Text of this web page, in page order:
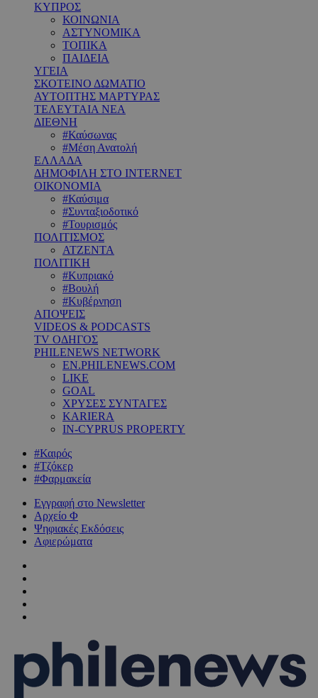
ΚΥΠΡΟΣ
ΚΟΙΝΩΝΙΑ
ΑΣΤΥΝΟΜΙΚΑ
ΤΟΠΙΚΑ
ΠΑΙΔΕΙΑ
ΥΓΕΙΑ
ΣΚΟΤΕΙΝΟ ΔΩΜΑΤΙΟ
ΑΥΤΟΠΤΗΣ ΜΑΡΤΥΡΑΣ
ΤΕΛΕΥΤΑΙΑ ΝΕΑ
ΔΙΕΘΝΗ
#Καύσωνας
#Μέση Ανατολή
ΕΛΛΑΔΑ
ΔΗΜΟΦΙΛΗ ΣΤΟ INTERNET
ΟΙΚΟΝΟΜΙΑ
#Καύσιμα
#Συνταξιοδοτικό
#Τουρισμός
ΠΟΛΙΤΙΣΜΟΣ
ΑΤΖΕΝΤΑ
ΠΟΛΙΤΙΚΗ
#Κυπριακό
#Βουλή
#Κυβέρνηση
ΑΠΟΨΕΙΣ
VIDEOS & PODCASTS
TV ΟΔΗΓΟΣ
PHILENEWS NETWORK
EN.PHILENEWS.COM
LIKE
GOAL
ΧΡΥΣΕΣ ΣΥΝΤΑΓΕΣ
KARIERA
IN-CYPRUS PROPERTY
#Καιρός
#Τζόκερ
#Φαρμακεία
Εγγραφή στο Newsletter
Αρχείο Φ
Ψηφιακές Εκδόσεις
Αφιερώματα